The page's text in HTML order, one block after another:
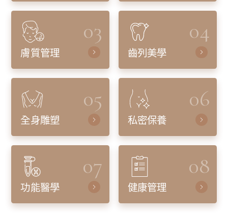
03
膚質管理
04
齒列美學
05
全身雕塑
06
私密保養
07
功能醫學
08
健康管理